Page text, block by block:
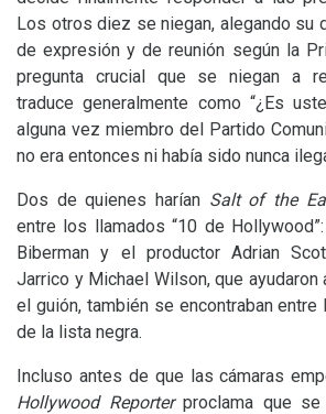
Los otros diez se niegan, alegando su
de expresión y de reunión según la
pregunta crucial que se niegan a
traduce generalmente como “¿Es
alguna vez miembro del Partido
no era entonces ni había sido nunca
Dos de quienes harían Salt of the
entre los llamados “10 de
Biberman y el productor Adrian
Jarrico y Michael Wilson, que
el guión, también se encontraban
de la lista negra.
Incluso antes de que las cámaras
Hollywood Reporterproclama que se